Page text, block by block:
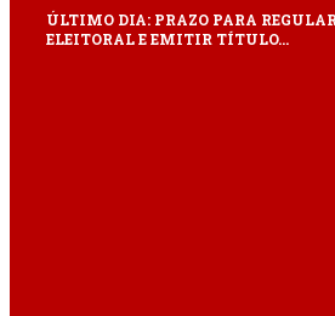
ÚLTIMO DIA: PRAZO PARA
ELEITORAL E EMITIR TÍTULO…